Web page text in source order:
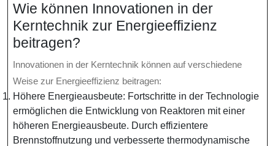
Wie können Innovationen in der
Kerntechnik zur Energieeffizienz
beitragen?
Innovationen in der Kerntechnik können auf verschiedene
Weise zur Energieeffizienz beitragen:
Höhere Energieausbeute: Fortschritte in der Technologie
ermöglichen die Entwicklung von Reaktoren mit einer
höheren Energieausbeute. Durch effizientere
Brennstoffnutzung und verbesserte thermodynamische